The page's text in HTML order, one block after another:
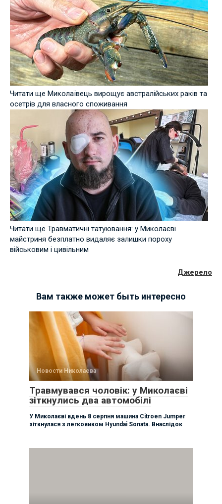
Читати ще Миколаївець вирощує австралійських раків та
осетрів для власного споживання
Читати ще Травматичні татуювання: у Миколаєві
майстриня безплатно видаляє залишки пороху
військовим і цивільним
Джерело
Вам также может быть интересно
Новости Николаева
Травмувався чоловік: у Миколаєві
зіткнулись два автомобілі
У Миколаєві вдень 8 серпня машина Citroen Jumper
зіткнулася з легковиком Hyundai Sonata. Внаслідок